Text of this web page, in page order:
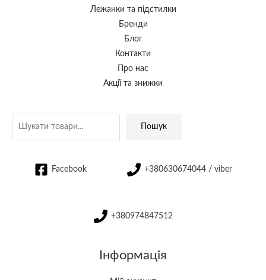
Лежанки та підстилки
Бренди
Блог
Контакти
Про нас
Акції та знижки
Пошук
Facebook +380630674044 / viber
+380974847512
Інформація